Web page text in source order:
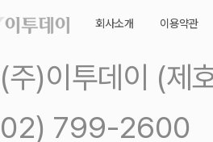
회사소개 이용약관
(주)이투데이 (제
02) 799-2600